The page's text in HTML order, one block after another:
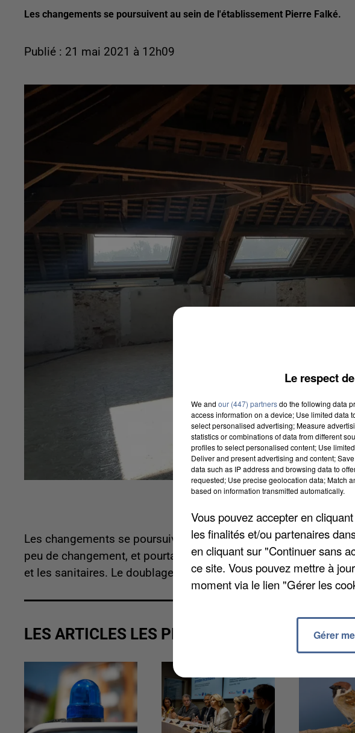
Les changements se poursuivent au sein de l'établissement Pierre Falké.
Publié : 21 mai 2021 à 12h09
Les changements se poursuivent au sein de l'établissement
peu de changement, et pourtant... Un ascenseur est installé
et les sanitaires. Le doublage intérieur et l'isolation de
LES ARTICLES LES PLUS VUS
Le respect
We and our (447) partnersdo the following data
access information on a device; Use limited data
select personalised advertising; Measure
statistics or combinations of data from different
profiles to select personalised content; Use
Deliver and present advertising and content;
data such as IP address and browsing data to
requested; Use precise geolocation data; Match
based on information transmitted automatically.
Vous pouvez accepter en
les finalités et/ou partenaires
en cliquant sur "Continuer sans
ce site. Vous pouvez mettre à
moment via le lien "Gérer les
Gérer